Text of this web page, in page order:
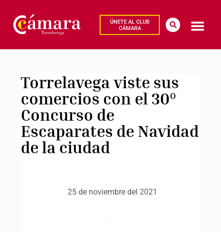
ÚNETE AL CLUB
CÁMARA
Torrelavega viste sus
comercios con el 30º
Concurso de
Escaparates de Navidad
de la ciudad
25 de noviembre del 2021